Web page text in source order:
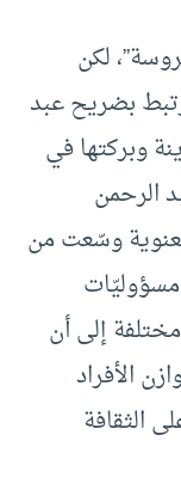
لكن
بضريح عبد
وبركتها في
الرحمن
وسّعت من
مسؤوليّات
إلى أن
الأفراد
الثقافة